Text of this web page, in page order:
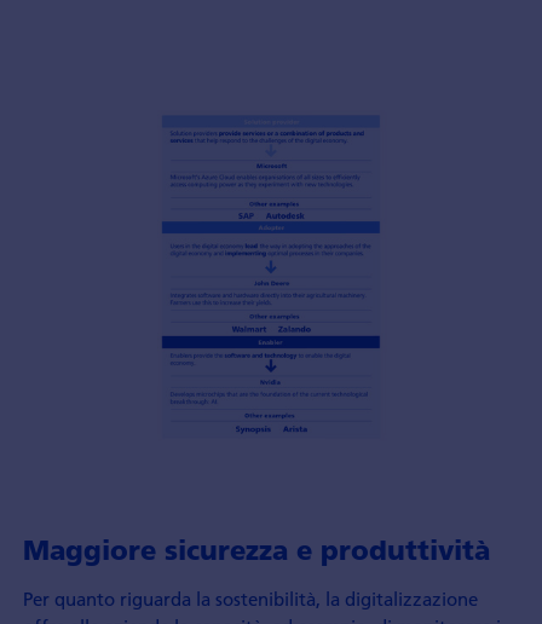
Maggiore sicurezza e produttività
Per quanto riguarda la sostenibilità, la digitalizzazione